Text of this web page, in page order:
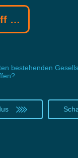
bestehenden